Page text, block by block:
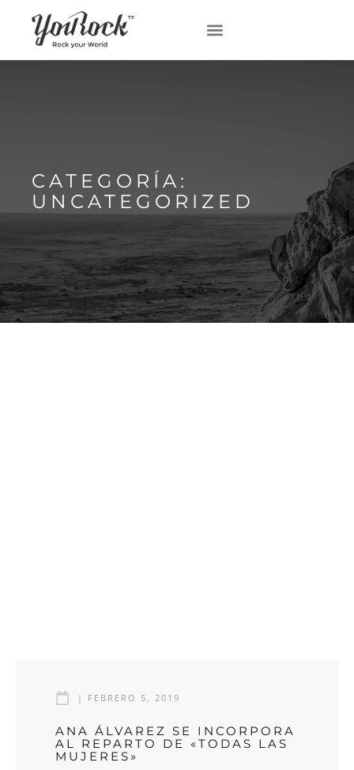
CATEGORÍA:
UNCATEGORIZED
| FEBRERO 5, 2019
ANA ÁLVAREZ SE INCORPORA
AL REPARTO DE «TODAS LAS
MUJERES»